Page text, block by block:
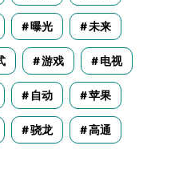
曝光 未来
游戏 电视
自动 苹果
骁龙 高通